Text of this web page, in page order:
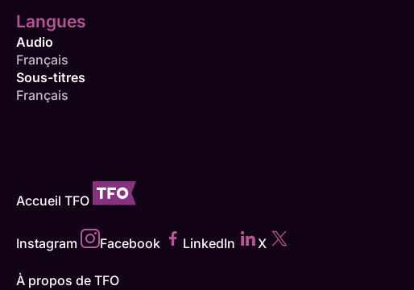
Langues
Audio
Français
Sous-titres
Français
Accueil TFO
Instagram Facebook LinkedIn X
À propos de TFO